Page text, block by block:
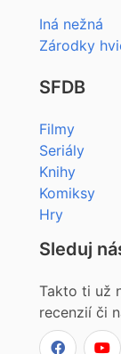
Iná nežná
Zárodky
SFDB
Filmy
Seriály
Knihy
Komiksy
Hry
Sleduj
Takto ti už
recenzií či